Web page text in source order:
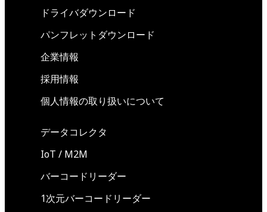
ドライバダウンロード
パンフレットダウンロード
企業情報
採用情報
個人情報の取り扱いについて
データコレクタ
IoT / M2M
バーコードリーダー
1次元バーコードリーダー